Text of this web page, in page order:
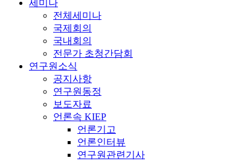
세미나
전체세미나
국제회의
국내회의
전문가 초청간담회
연구원소식
공지사항
연구원동정
보도자료
언론속 KIEP
언론기고
언론인터뷰
연구원관련기사